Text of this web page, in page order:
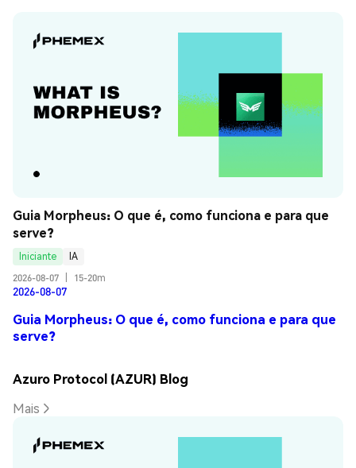
Guia Morpheus: O que é, como funciona e para que
serve?
Iniciante
IA
2026-08-07
15-20m
2026-08-07
Guia Morpheus: O que é, como funciona e para que
serve?
Azuro Protocol (AZUR) Blog
Mais